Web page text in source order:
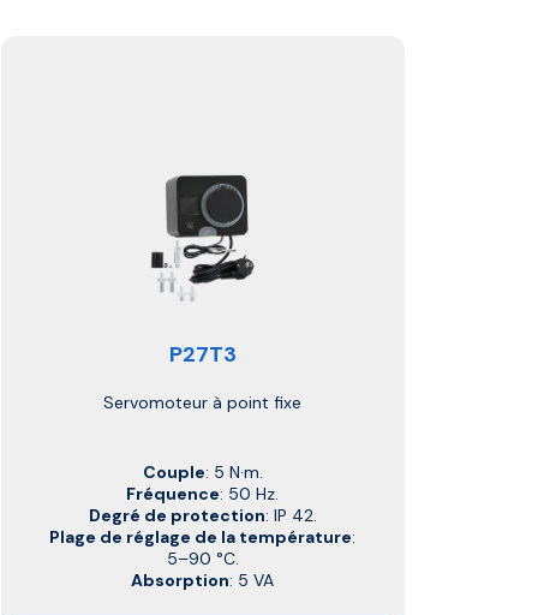
P27T3
Servomoteur à point fixe
Couple: 5 N·m.
Fréquence: 50 Hz.
Degré de protection: IP 42.
Plage de réglage de la température:
5–90 °C.
Absorption: 5 VA